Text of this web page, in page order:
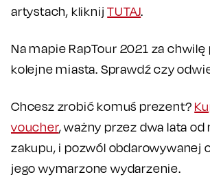
artystach, kliknijTUTAJ.
Na mapie RapTour 2021 za
kolejne miasta. Sprawdź czy
Chcesz zrobić komuś prezent?
voucher, ważny przez dwa lata
zakupu, i pozwól obdarowywanej
jego wymarzone wydarzenie.